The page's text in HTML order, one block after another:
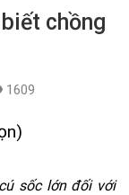
chồng
1609
sốc lớn đối với